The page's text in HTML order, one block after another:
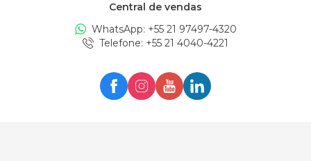
Central de vendas
WhatsApp: +55 21 97497-4320
Telefone: +55 21 4040-4221